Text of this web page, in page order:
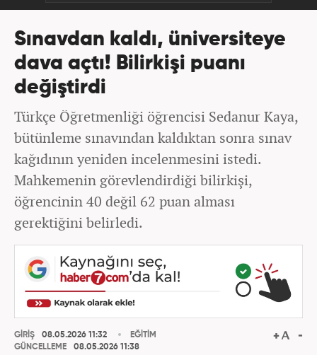
Sınavdan kaldı, üniversiteye
dava açtı! Bilirkişi puanı
değiştirdi
Türkçe Öğretmenliği öğrencisi Sedanur Kaya,
bütünleme sınavından kaldıktan sonra sınav
kağıdının yeniden incelenmesini istedi.
Mahkemenin görevlendirdiği bilirkişi,
öğrencinin 40 değil 62 puan alması
gerektiğini belirledi.
GİRİŞ
08.05.2026 11:32
GÜNCELLEME
08.05.2026 11:38
EĞİTİM